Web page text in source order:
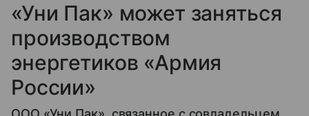
«Уни Пак» может заняться
производством
энергетиков «Армия
России»